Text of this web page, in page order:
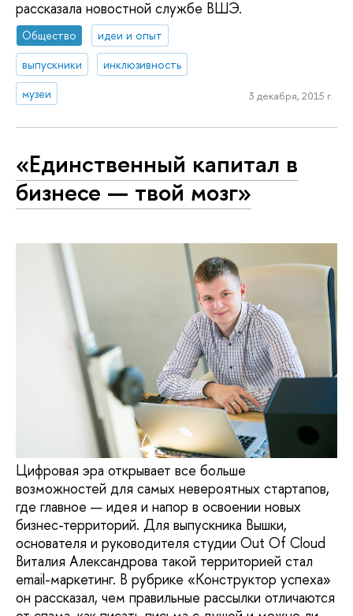
рассказала новостной службе ВШЭ.
Общество
идеи и опыт
выпускники
инклюзивность
музеи
3 декабря, 2015 г.
«Единственный капитал в
бизнесе — твой мозг»
Цифровая эра открывает все больше
возможностей для самых невероятных стартапов,
где главное — идея и напор в освоении новых
бизнес-территорий. Для выпускника Вышки,
основателя и руководителя студии Out Of Cloud
Виталия Александрова такой территорией стал
email-маркетинг. В рубрике «Конструктор успеха»
он рассказал, чем правильные рассылки отличаются